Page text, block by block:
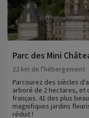
Parc des Mini
22 km de l'hébergement
Parcourez des siècles
arboré de 2 hectares, et
français. 41 des plus
magnifiques jardins
réduit !